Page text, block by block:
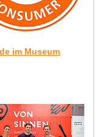
im Museum